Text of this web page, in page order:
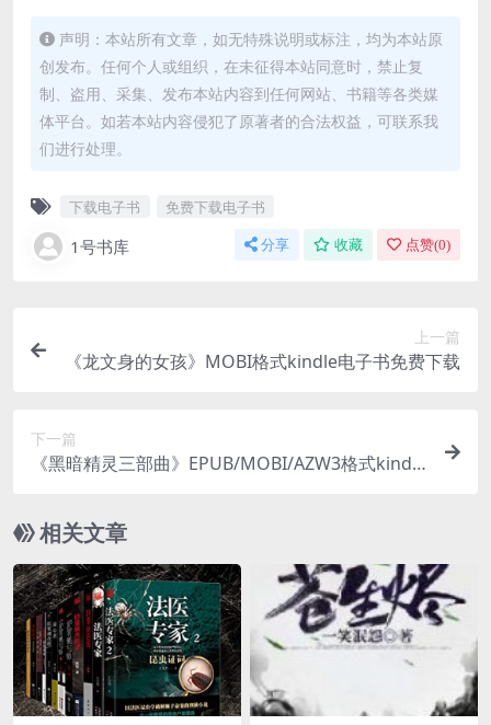
声明：本站所有文章，如无特殊说明或标注，均为本站原
创发布。任何个人或组织，在未征得本站同意时，禁止复
制、盗用、采集、发布本站内容到任何网站、书籍等各类媒
体平台。如若本站内容侵犯了原著者的合法权益，可联系我
们进行处理。
下载电子书 免费下载电子书
1号书库 分享 收藏 点赞(0)
上一篇
《龙文身的女孩》MOBI格式kindle电子书免费下载
下一篇
《黑暗精灵三部曲》EPUB/MOBI/AZW3格式kindle
相关文章